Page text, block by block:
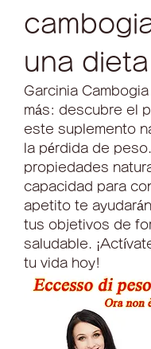
una
Garcinia
más: descubre el
este suplemento
la pérdida de
propiedades
capacidad para
apetito te
tus objetivos de
saludable.
tu vida hoy!